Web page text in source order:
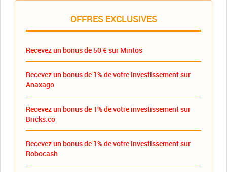
OFFRES EXCLUSIVES
Recevez un bonus de 50 € sur Mintos
Recevez un bonus de 1% de votre investissement sur
Anaxago
Recevez un bonus de 1% de votre investissement sur
Bricks.co
Recevez un bonus de 1% de votre investissement sur
Robocash